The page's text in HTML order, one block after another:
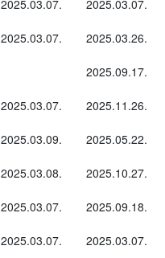
2025.03.07.
2025.03.07.
2025.03.07.
2025.03.26.
2025.09.17.
2025.03.07.
2025.11.26.
2025.03.09.
2025.05.22.
2025.03.08.
2025.10.27.
2025.03.07.
2025.09.18.
2025.03.07. 2025.03.07.